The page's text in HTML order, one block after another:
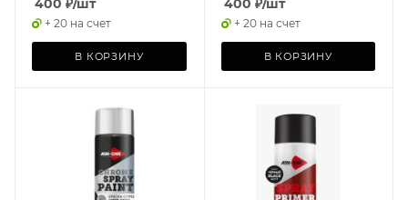
+ 20 на счет
В КОРЗИНУ
+ 20 на счет
В КОРЗИНУ